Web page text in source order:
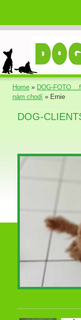
Home » DOG-FOTO
nám chodí » Ernie
DOG-